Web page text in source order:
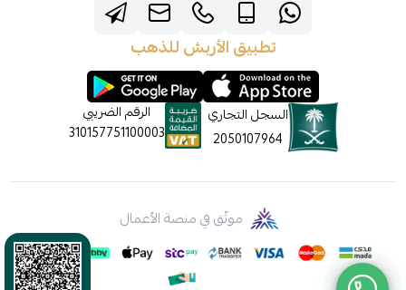
تطبيق الأربش للذهب
السجل التجاري
2050107964
الرقم الضريبي
310157751100003
موثّق في منصة الأعمال